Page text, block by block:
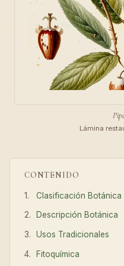
CONTENIDO
Clasificación Botánica
Descripción Botánica
Usos Tradicionales
Fitoquímica
Lámina